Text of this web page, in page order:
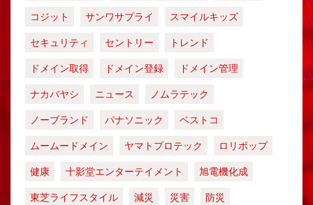
コジット
サンワサプライ
スマイルキッズ
セキュリティ
セントリー
トレンド
ドメイン取得
ドメイン登録
ドメイン管理
ナカバヤシ
ニュース
ノムラテック
ノーブランド
パナソニック
ベストコ
ムームードメイン
ヤマトプロテック
ロリポップ
健康
十影堂エンターテイメント
旭電機化成
東芝ライフスタイル
減災 災害
防災